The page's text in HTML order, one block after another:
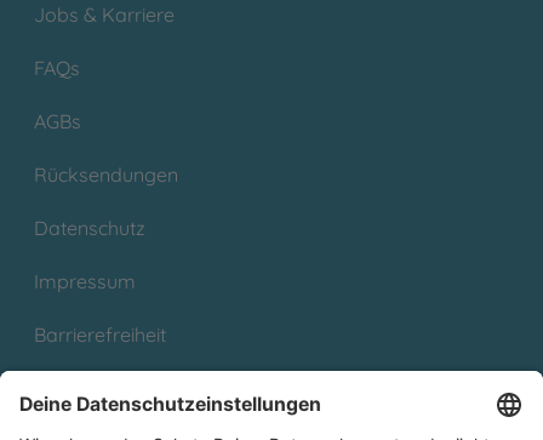
Jobs & Karriere
FAQs
AGBs
Rücksendungen
Datenschutz
Impressum
Barrierefreiheit